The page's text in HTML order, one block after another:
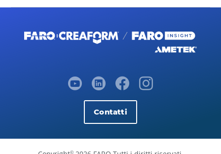
Contatti
©